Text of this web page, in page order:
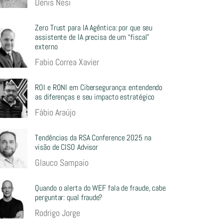
Denis Nesi
Zero Trust para IA Agêntica: por que seu
assistente de IA precisa de um “fiscal”
externo
Fabio Correa Xavier
ROI e RONI em Cibersegurança: entendendo
as diferenças e seu impacto estratégico
Fábio Araújo
Tendências da RSA Conference 2025 na
visão de CISO Advisor
Glauco Sampaio
Quando o alerta do WEF fala de fraude, cabe
perguntar: qual fraude?
Rodrigo Jorge